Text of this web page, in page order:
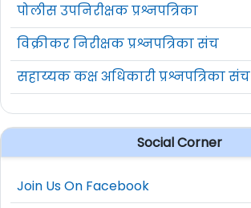
पोलीस उपनिरीक्षक प्रश्नपत्रिका
विक्रीकर निरीक्षक प्रश्नपत्रिका संच
सहाय्यक कक्ष अधिकारी प्रश्नपत्रिका संच
Social Corner
Join Us On Facebook